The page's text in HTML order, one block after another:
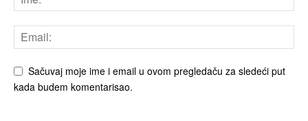
Sačuvaj moje ime i email u ovom pregledaču za sledeći put
kada budem komentarisao.